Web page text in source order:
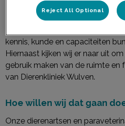
onder andere ook het
onder valt. Onder het motto
kennis, kunde en capaciteiten
Hiernaast kijken wij er naar uit
gebruik maken van de ruimte en
van Dierenkliniek Wulven.
Hoe willen wij dat gaan
Onze dierenartsen en
Reject All Optional